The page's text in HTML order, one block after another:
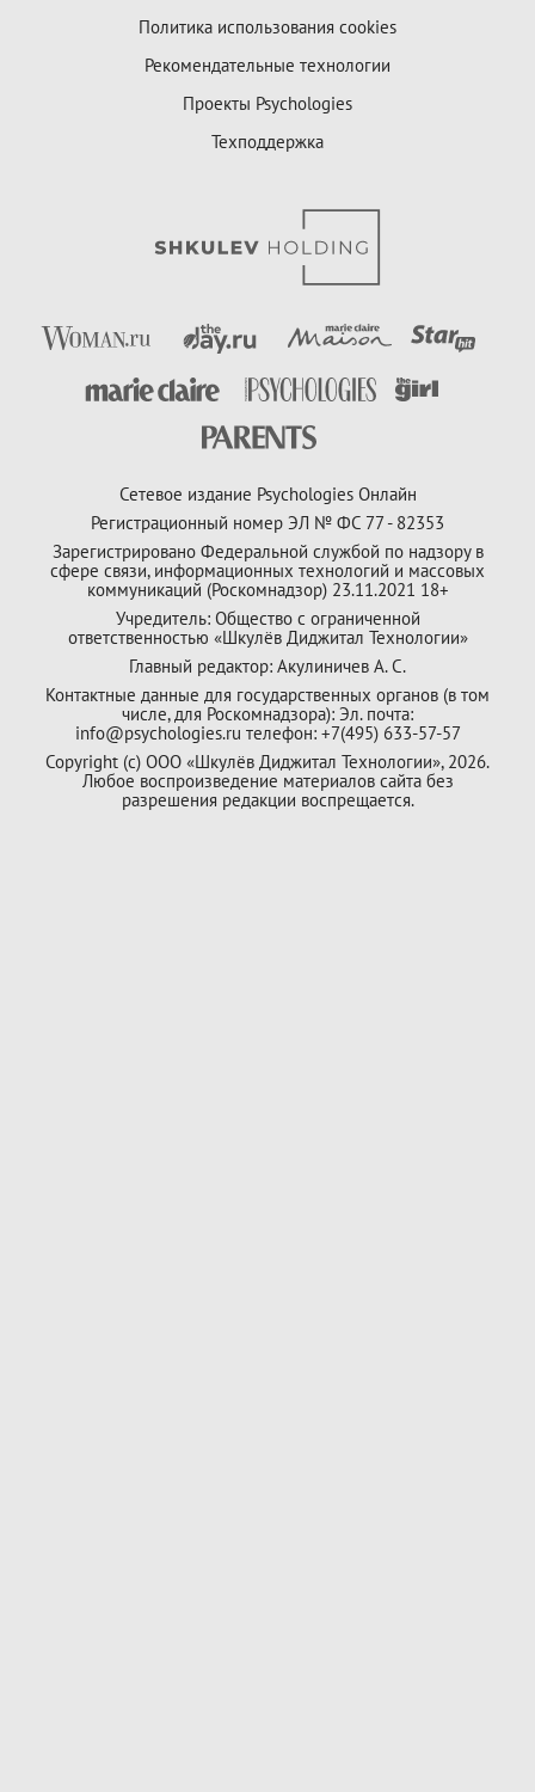
Политика использования cookies
Рекомендательные технологии
Проекты Psychologies
Техподдержка
Сетевое издание Psychologies Онлайн
Регистрационный номер ЭЛ № ФС 77 - 82353
Зарегистрировано Федеральной службой по надзору в
сфере связи, информационных технологий и массовых
коммуникаций (Роскомнадзор) 23.11.2021 18+
Учредитель: Общество с ограниченной
ответственностью «Шкулёв Диджитал Технологии»
Главный редактор: Акулиничев А. С.
Контактные данные для государственных органов (в том
числе, для Роскомнадзора): Эл. почта:
info@psychologies.ru телефон: +7(495) 633-57-57
Copyright (с) ООО «Шкулёв Диджитал Технологии», 2026.
Любое воспроизведение материалов сайта без
разрешения редакции воспрещается.